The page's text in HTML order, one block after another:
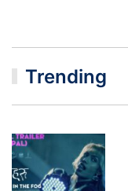
Trending